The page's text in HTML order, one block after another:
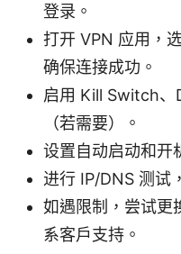
登录。
打开 VPN 应用，
确保连接成功。
启用 Kill Switch、
（若需要）。
设置自动启动和开
进行 IP/DNS 测试
如遇限制，尝试更
系客户支持。